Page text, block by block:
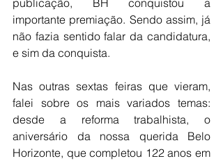
publicação, BH conquistou a
importante premiação. Sendo assim, já
não fazia sentido falar da candidatura,
e sim da conquista.
Nas outras sextas feiras que vieram,
falei sobre os mais variados temas:
desde a reforma trabalhista, o
aniversário da nossa querida Belo
Horizonte, que completou 122 anos em